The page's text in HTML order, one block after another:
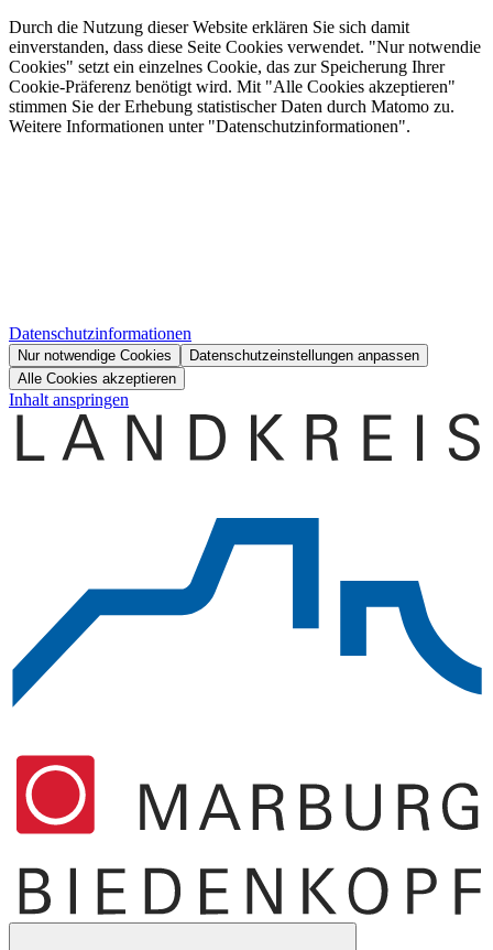
Durch die Nutzung dieser Website erklären Sie sich damit
einverstanden, dass diese Seite Cookies verwendet. "Nur notwendie
Cookies" setzt ein einzelnes Cookie, das zur Speicherung Ihrer
Cookie-Präferenz benötigt wird. Mit "Alle Cookies akzeptieren"
stimmen Sie der Erhebung statistischer Daten durch Matomo zu.
Weitere Informationen unter "Datenschutzinformationen".
Datenschutzinformationen
Nur notwendige Cookies
Datenschutzeinstellungen anpassen
Alle Cookies akzeptieren
Inhalt anspringen